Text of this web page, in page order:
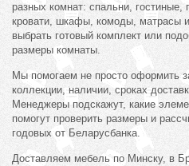
разных комнат: спальни, гостиные,
кровати, шкафы, комоды, матрасы
выбрать готовый комплект или
размеры комнаты.
Мы помогаем не просто оформить
коллекции, наличии, сроках
Менеджеры подскажут, какие
помогут проверить размеры и
годовых от Беларусбанка.
Доставляем мебель по Минску, в